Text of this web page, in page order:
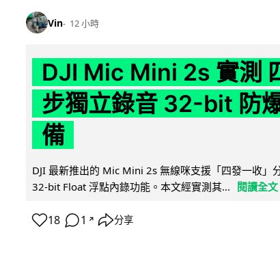
Vin 12 小時
DJI Mic Mini 2s 實測
步獨立錄音 32-bit 防
備
DJI 最新推出的 Mic Mini 2s 無線咪支援「四發一收」
32-bit Float 浮點內錄功能。本文經實測其...
閱讀全文
18 1 ↗ 分享